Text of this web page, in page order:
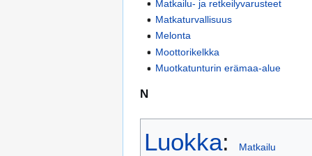
Matkailu- ja retkeilyvarusteet
Matkaturvallisuus
Melonta
Moottorikelkka
Muotkatunturin erämaa-alue
N
Luokka: Matkailu